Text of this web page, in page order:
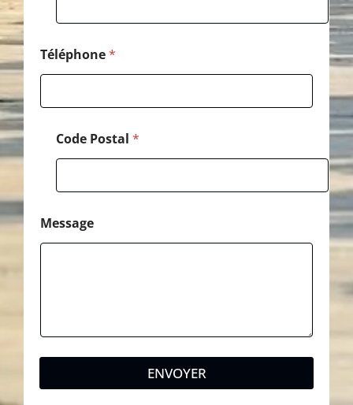
*
C
o
d
e
Téléphone*
Code Postal *
Message
ENVOYER